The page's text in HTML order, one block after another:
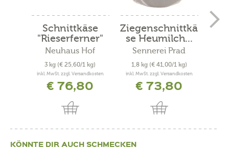
Schnittkäse
"Rieserferner"
Neuhaus Hof
3 kg (€ 25,60/1 kg)
inkl. MwSt. zzgl. Versandkosten
€ 76,80
Ziegenschnittkä
se Heumilch...
Sennerei Prad
1,8 kg (€ 41,00/1 kg)
inkl. MwSt. zzgl. Versandkosten
€ 73,80
KÖNNTE DIR AUCH SCHMECKEN